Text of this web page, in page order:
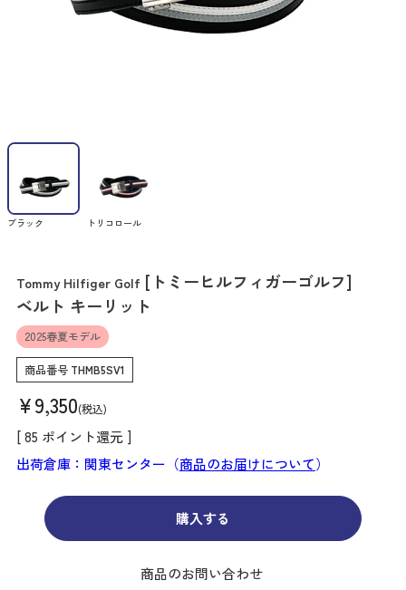
ブラック トリコロール
Tommy Hilfiger Golf [トミーヒルフィガーゴルフ]
ベルト キーリット
2025春夏モデル
商品番号 THMB5SV1
¥9,350 税込
[85 ポイント還元 ]
出荷倉庫：関東センター（商品のお届けについて）
購入する
商品のお問い合わせ